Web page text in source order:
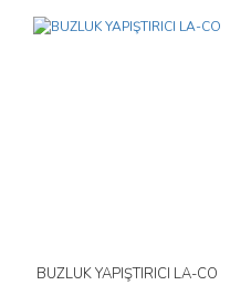
BUZLUK YAPIŞTIRICI LA-CO